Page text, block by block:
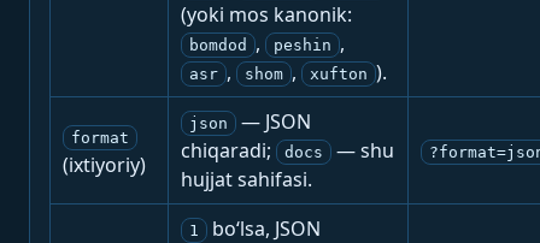
(yoki mos kanonik:
bomdod , peshin ,
asr , shom , xufton ).
format
(ixtiyoriy)
json
— JSON
chiqaradi;
docs
— shu
hujjat sahifasi.
1
bo‘lsa, JSON